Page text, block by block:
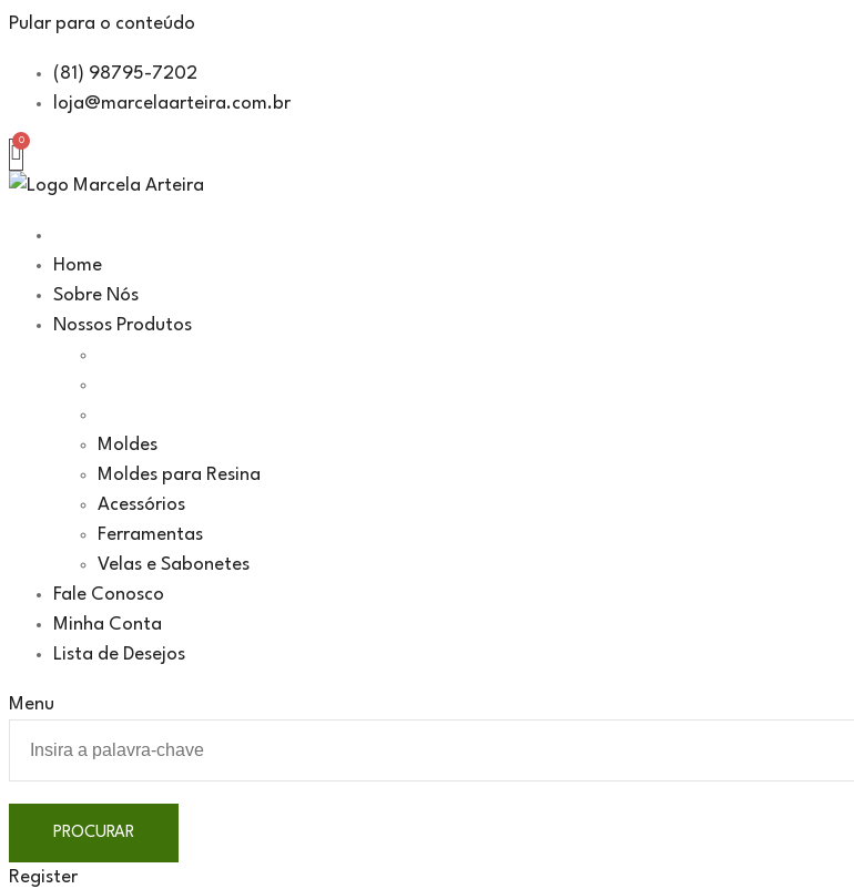
Pular para o conteúdo
(81) 98795-7202
loja@marcelaarteira.com.br
Home
Sobre Nós
Nossos Produtos
Moldes
Moldes para Resina
Acessórios
Ferramentas
Velas e Sabonetes
Fale Conosco
Minha Conta
Lista de Desejos
Menu
Register